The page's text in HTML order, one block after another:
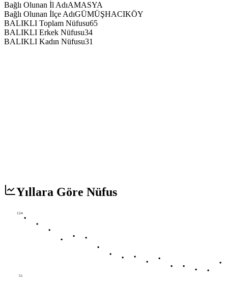
Bağlı Olunan İl AdıAMASYA
Bağlı Olunan İlçe AdıGÜMÜŞHACIKÖY
BALIKLI Toplam Nüfusu65
BALIKLI Erkek Nüfusu34
BALIKLI Kadın Nüfusu31
Yıllara Göre Nüfus
124
51